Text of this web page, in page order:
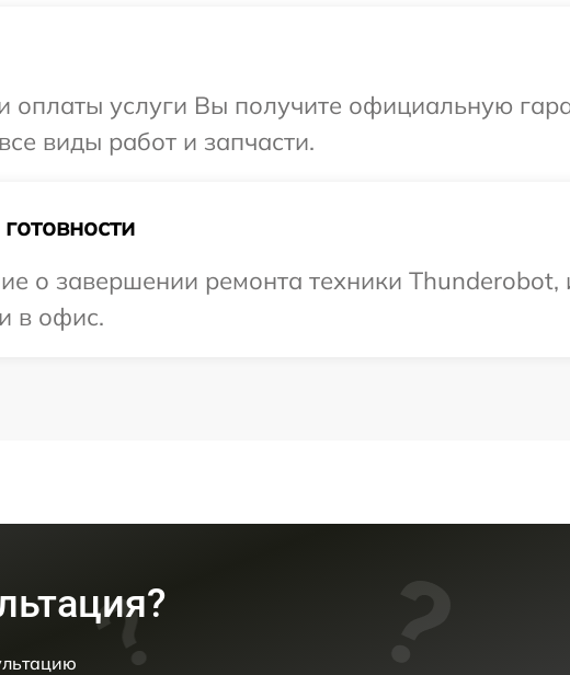
оплаты услуги Вы получите официальную
виды работ и запчасти.
о завершении ремонта техники Thunderobot,
в офис.